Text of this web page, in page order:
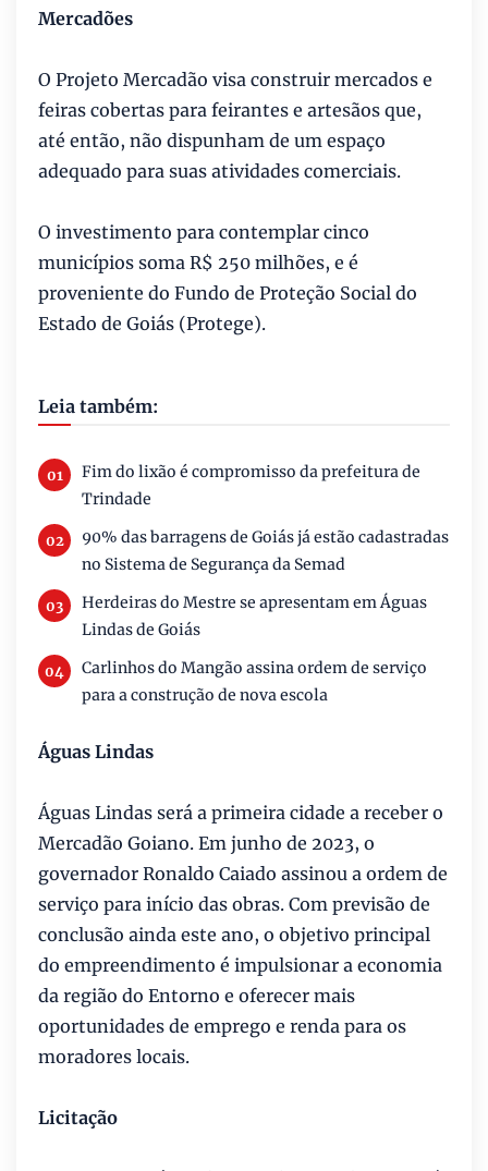
Mercadões
O Projeto Mercadão visa construir mercados e
feiras cobertas para feirantes e artesãos que,
até então, não dispunham de um espaço
adequado para suas atividades comerciais.
O investimento para contemplar cinco
municípios soma R$ 250 milhões, e é
proveniente do Fundo de Proteção Social do
Estado de Goiás (Protege).
Leia também:
Fim do lixão é compromisso da prefeitura de
Trindade
90% das barragens de Goiás já estão cadastradas
no Sistema de Segurança da Semad
Herdeiras do Mestre se apresentam em Águas
Lindas de Goiás
Carlinhos do Mangão assina ordem de serviço
para a construção de nova escola
Águas Lindas
Águas Lindas será a primeira cidade a receber o
Mercadão Goiano. Em junho de 2023, o
governador Ronaldo Caiado assinou a ordem de
serviço para início das obras. Com previsão de
conclusão ainda este ano, o objetivo principal
do empreendimento é impulsionar a economia
da região do Entorno e oferecer mais
oportunidades de emprego e renda para os
moradores locais.
Licitação